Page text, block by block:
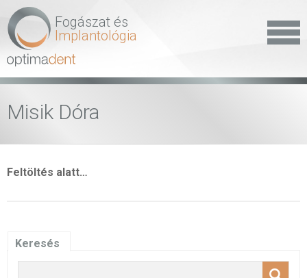
Fogászat és
Implantológia
Misik Dóra
Feltöltés alatt…
Keresés